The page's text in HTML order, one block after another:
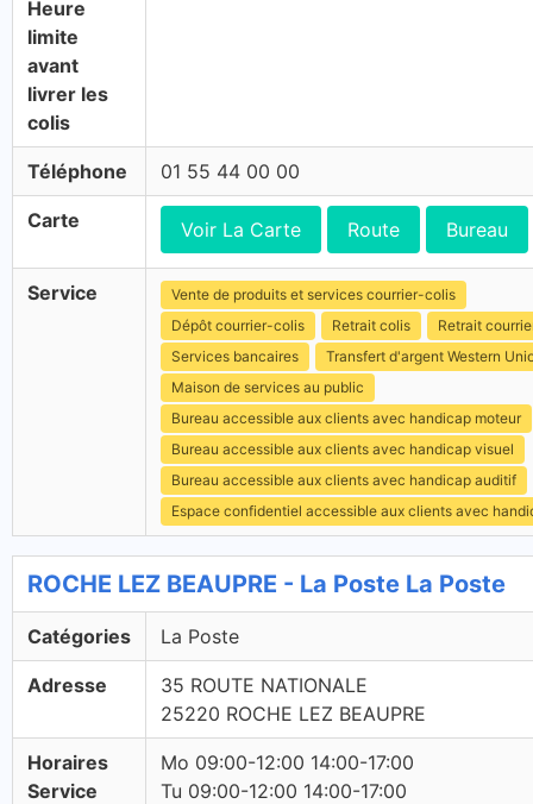
Heure
limite
avant
livrer les
colis
Téléphone 01 55 44 00 00
Carte Voir La Carte Route Bureau
Service
Vente de produits et services courrier-colis
Dépôt courrier-colis
Retrait colis
Retrait
Services bancaires
Transfert d'argent Western
Maison de services au public
Bureau accessible aux clients avec handicap moteur
Bureau accessible aux clients avec handicap visuel
Bureau accessible aux clients avec handicap auditif
Espace confidentiel accessible aux clients avec
ROCHE LEZ BEAUPRE - La Poste La Poste
Catégories La Poste
Adresse
35 ROUTE NATIONALE
25220 ROCHE LEZ BEAUPRE
Horaires
Service
Mo 09:00-12:00 14:00-17:00
Tu 09:00-12:00 14:00-17:00